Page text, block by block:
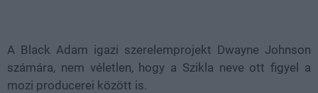
A Black Adam igazi szerelemprojekt Dwayne Johnson
számára, nem véletlen, hogy a Szikla neve ott figyel a
mozi producerei között is.